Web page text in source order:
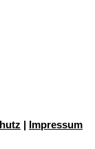
| Impressum